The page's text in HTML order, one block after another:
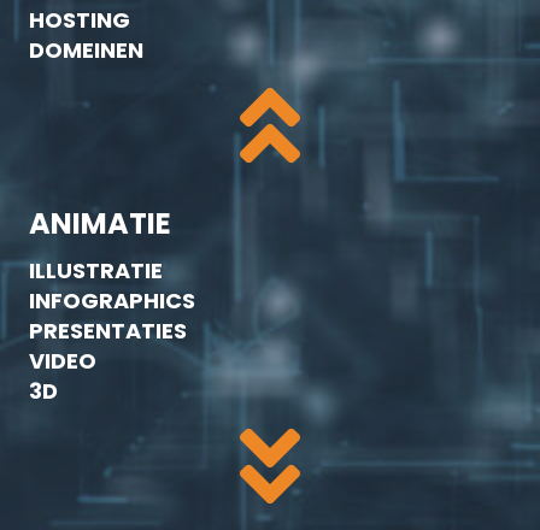
HOSTING
DOMEINEN
ANIMATIE
ILLUSTRATIE
INFOGRAPHICS
PRESENTATIES
VIDEO
3D